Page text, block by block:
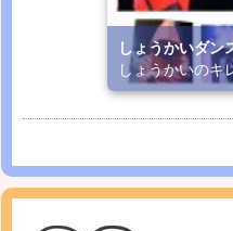
しょうかいダン
しょうかいのキ